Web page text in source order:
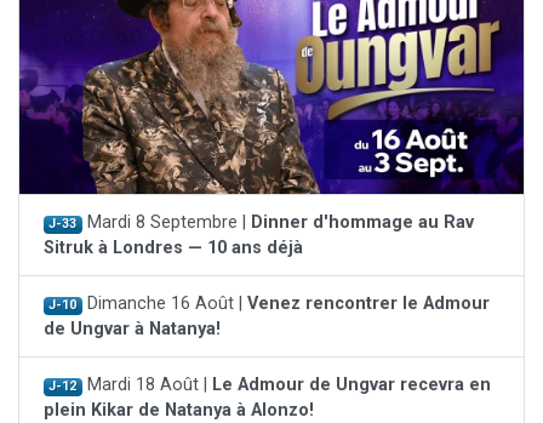
J-33 Mardi 8 Septembre |
Dinner d'hommage au Rav
Sitruk à Londres — 10 ans déjà
J-10 Dimanche 16 Août | Venez rencontrer le Admour
de Ungvar à Natanya!
J-12 Mardi 18 Août |
Le Admour de Ungvar recevra en
plein Kikar de Natanya à Alonzo!